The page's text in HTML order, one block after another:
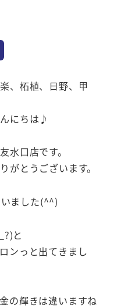
、柘植、日野、甲
にちは♪
水口店です。
がとうございます。
ました(^^)
と
ンっと出てきまし
の輝きは違いますね